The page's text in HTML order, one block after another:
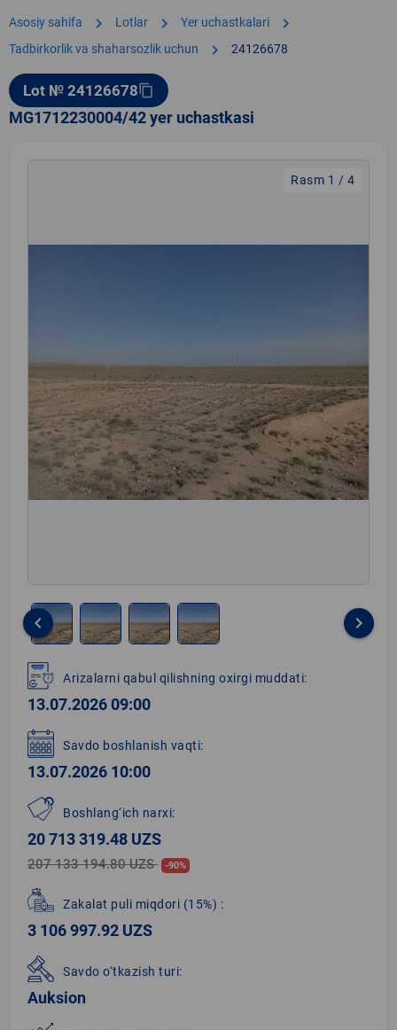
Asosiy sahifa chevron_right Lotlar chevron_right Yer uchastkalari chevron_right
Tadbirkorlik va shaharsozlik uchun chevron_right 24126678
Lot № 24126678content_copy
MG1712230004/42 yer uchastkasi
Rasm 1 / 4
1
of
4
keyboard_arrow_left keyboard_arrow_right
Arizalarni qabul qilishning oxirgi muddati:
13.07.2026 09:00
Savdo boshlanish vaqti:
13.07.2026 10:00
Boshlang‘ich narxi:
20 713 319.48 UZS
207 133 194.80 UZS -90%
Zakalat puli miqdori (15%) :
3 106 997.92 UZS
Savdo o‘tkazish turi:
Auksion